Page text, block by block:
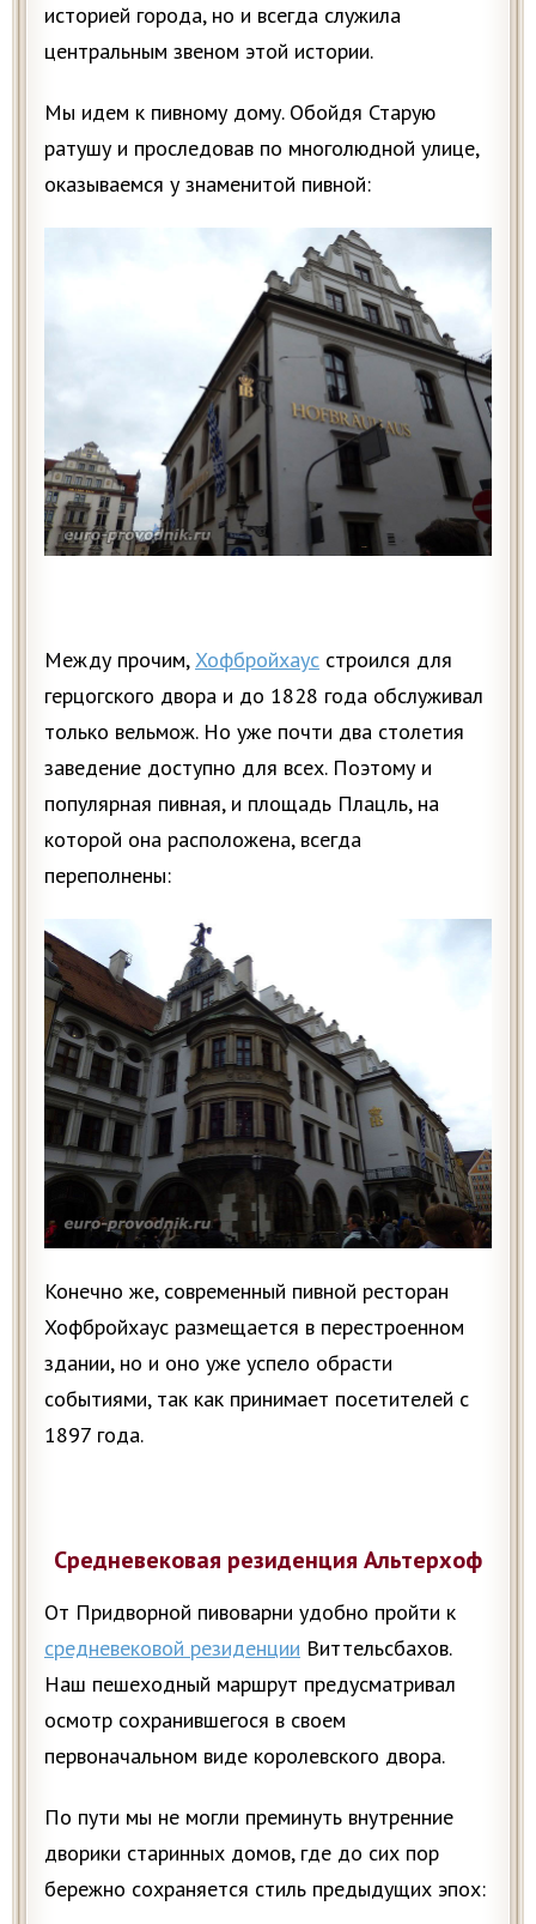
историей города, но и всегда служила
центральным звеном этой истории.
Мы идем к пивному дому. Обойдя Старую
ратушу и проследовав по многолюдной улице,
оказываемся у знаменитой пивной:
Между прочим,Хофбройхаус строился для
герцогского двора и до 1828 года обслуживал
только вельмож. Но уже почти два столетия
заведение доступно для всех. Поэтому и
популярная пивная, и площадь Плацль, на
которой она расположена, всегда
переполнены:
Конечно же, современный пивной ресторан
Хофбройхаус размещается в перестроенном
здании, но и оно уже успело обрасти
событиями, так как принимает посетителей с
1897 года.
Средневековая резиденция Альтерхоф
От Придворной пивоварни удобно пройти к
средневековой резиденции Виттельсбахов.
Наш пешеходный маршрут предусматривал
осмотр сохранившегося в своем
первоначальном виде королевского двора.
По пути мы не могли преминуть внутренние
дворики старинных домов, где до сих пор
бережно сохраняется стиль предыдущих эпох: